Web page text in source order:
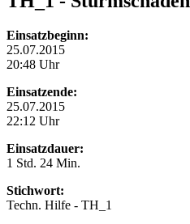
Einsatzbeginn:
25.07.2015
20:48 Uhr
Einsatzende:
25.07.2015
22:12 Uhr
Einsatzdauer:
1 Std. 24 Min.
Stichwort:
Techn. Hilfe - TH_1